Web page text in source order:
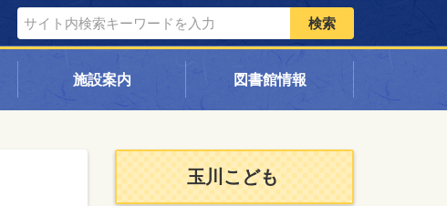
検索
施設案内 図書館情報
玉川こども